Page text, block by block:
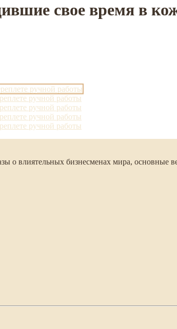
свое время в
о влиятельных бизнесменах мира, основные